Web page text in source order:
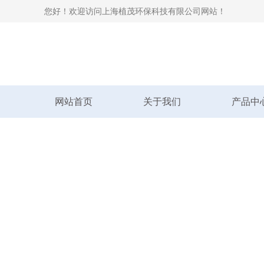
您好！欢迎访问上海植茂环保科技有限公司网站！
网站首页 关于我们 产品中